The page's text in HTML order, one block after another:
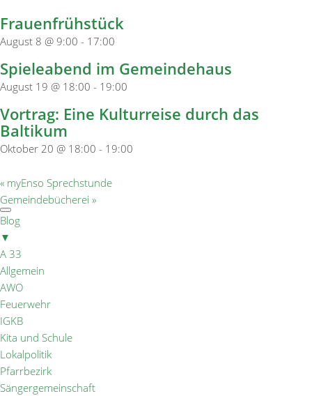
Frauenfrühstück
August 8 @ 9:00 - 17:00
Spieleabend im Gemeindehaus
August 19 @ 18:00 - 19:00
Vortrag: Eine Kulturreise durch das
Baltikum
Oktober 20 @ 18:00 - 19:00
« myEnso Sprechstunde
Gemeindebücherei »
Blog
▼
A 33
Allgemein
AWO
Feuerwehr
IGKB
Kita und Schule
Lokalpolitik
Pfarrbezirk
Sängergemeinschaft